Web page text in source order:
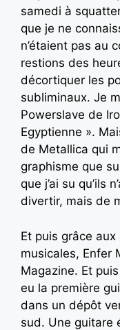
samedi à
que je ne
n’étaient pas au
restions des
décortiquer les
subliminaux. Je
Powerslave de
Egyptienne ».
de Metallica qui
graphisme que
que j’ai su qu’ils
divertir, mais de
Et puis grâce
musicales, Enfer
Magazine. Et
eu la première
dans un dépôt
sud. Une guitare